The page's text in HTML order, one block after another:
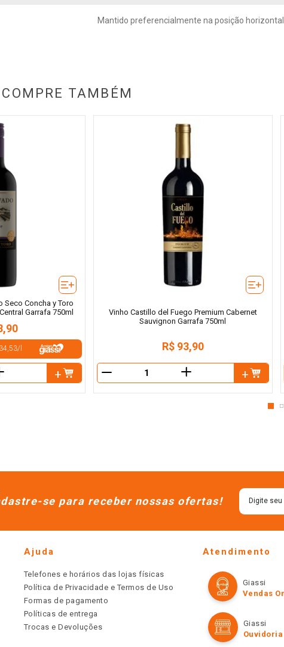
Mantido preferencialmente na posição horizontal.
TAMBÉM
Seco Concha y Toro
Garrafa 750ml
,90
/l
Vinho Castillo del Fuego Premium Cabernet
Sauvignon Garrafa 750ml
R$ 93,90
＋
se para receber nossas ofertas!
Ajuda
Telefones e horários das lojas físicas
Política de Privacidade e Termos de Uso
Formas de pagamento
Políticas de entrega
Trocas e Devoluções
Atendimento
Giassi
Vendas
Giassi
Ouvidoria